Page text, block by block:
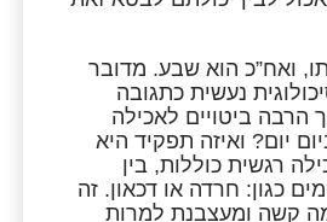
ואח”כ הוא שבע. מדובר
נעשית כתגובה
הרבה ביטויים לאכילה
יום? ואיזה תפקיד היא
רגשית כוללות, בין
כגון: חרדה או דכאון. זה
קשה ומעצבנת למרות